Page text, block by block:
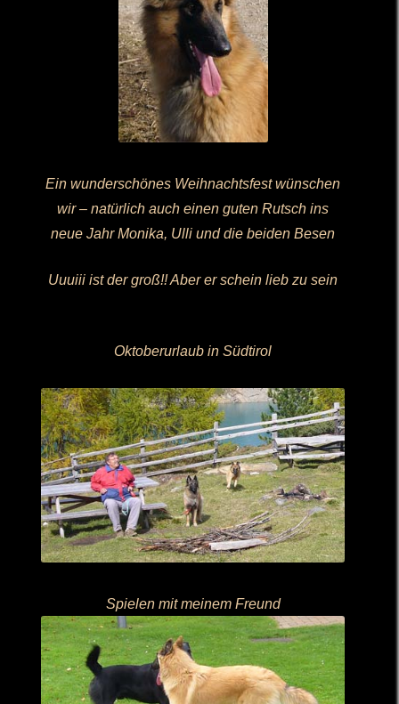
Ein wunderschönes Weihnachtsfest wünschen
wir – natürlich auch einen guten Rutsch ins
neue Jahr Monika, Ulli und die beiden Besen
Uuuiii ist der groß!! Aber er schein lieb zu sein
Oktoberurlaub in Südtirol
Spielen mit meinem Freund